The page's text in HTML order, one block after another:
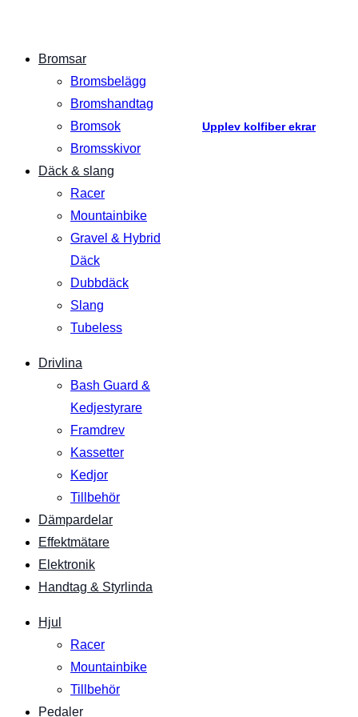
Bromsar
Bromsbelägg
Bromshandtag
Bromsok
Bromsskivor
Däck & slang
Racer
Mountainbike
Gravel & Hybrid
Däck
Dubbdäck
Slang
Tubeless
Drivlina
Bash Guard &
Kedjestyrare
Framdrev
Kassetter
Kedjor
Tillbehör
Dämpardelar
Effektmätare
Elektronik
Handtag & Styrlinda
Hjul
Racer
Mountainbike
Tillbehör
Pedaler
Upplev kolfiber ekrar